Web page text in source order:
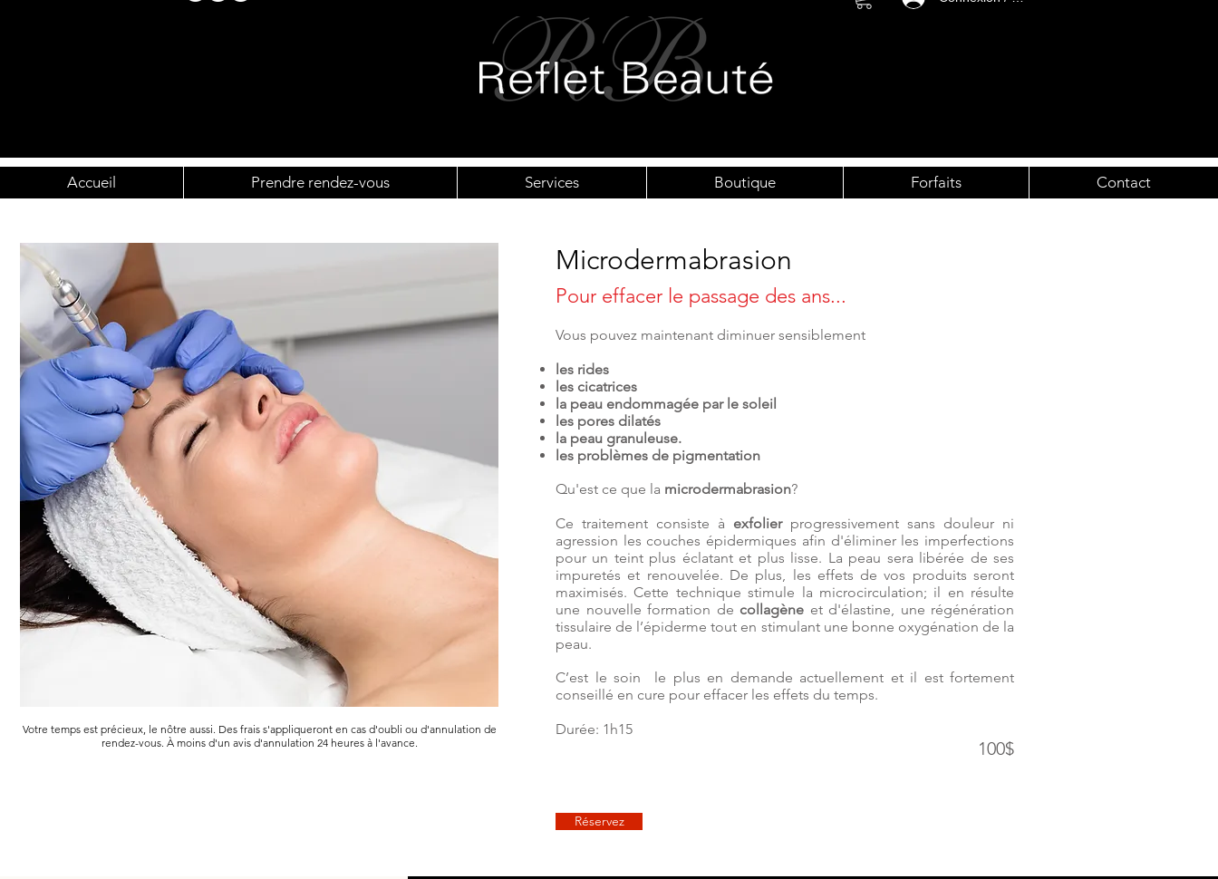
Accueil Prendre rendez-vous Services Boutique Forfaits Contact
Votre temps est précieux, le nôtre aussi. Des frais s'appliqueront en cas d'oubli ou d'annulation de
rendez-vous. À moins d'un avis d'annulation 24 heures à l'avance.
Microdermabrasion
Pour effacer le passage des ans...
Vous pouvez maintenant diminuer sensiblement
les rides
les cicatrices
la peau endommagée par le soleil
les pores dilatés
la peau granuleuse.
les problèmes de pigmentation
Qu'est ce que la microdermabrasion?
Ce traitement consiste à exfolierprogressivement sans douleur ni
agression les couches épidermiques afin d'éliminer les imperfections
pour un teint plus éclatant et plus lisse. La peau sera libérée de ses
impuretés et renouvelée. De plus, les effets de vos produits seront
maximisés. Cette technique stimule la microcirculation; il en résulte
une nouvelle formation de collagène et d'élastine, une régénération
tissulaire de l’épiderme tout en stimulant une bonne oxygénation de la
peau.
C’est le soin le plus en demande actuellement et il est fortement
conseillé en cure pour effacer les effets du temps.
Durée: 1h15
100$
Réservez